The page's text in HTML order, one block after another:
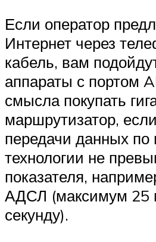
Если оператор
Интернет через
кабель, вам
аппараты с портом
смысла покупать
маршрутизатор,
передачи данных по
технологии не
показателя,
АДСЛ (максимум 25
секунду).